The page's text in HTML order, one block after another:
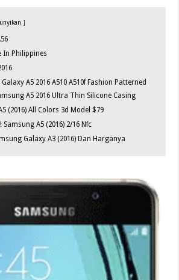
In Philippines
A5 2016 A510 A510f Fashion Patterned
A5 2016 Ultra Thin Silicone Casing
(2016) All Colors 3d Model $79
A5 (2016) 2/16 Nfc
Galaxy A3 (2016) Dan Harganya